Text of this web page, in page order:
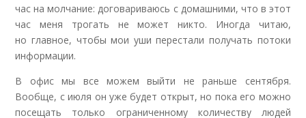
час на молчание: договариваюсь с домашними, что в этот
час меня трогать не может никто. Иногда читаю,
но главное, чтобы мои уши перестали получать потоки
информации.
В офис мы все можем выйти не раньше сентября.
Вообще, с июля он уже будет открыт, но пока его можно
посещать только ограниченному количеству людей